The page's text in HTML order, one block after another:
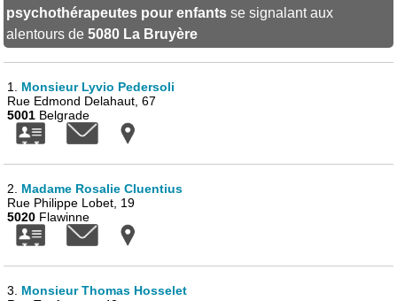
psychothérapeutes pour enfants se signalant aux
alentours de5080 La Bruyère
1. Monsieur Lyvio Pedersoli
Rue Edmond Delahaut, 67
5001 Belgrade
2. Madame Rosalie Cluentius
Rue Philippe Lobet, 19
5020 Flawinne
3. Monsieur Thomas Hosselet